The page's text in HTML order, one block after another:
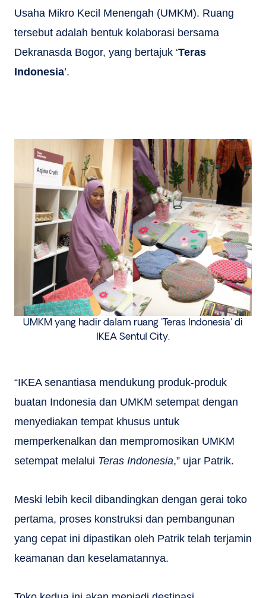
Usaha Mikro Kecil Menengah (UMKM). Ruang
tersebut adalah bentuk kolaborasi bersama
Dekranasda Bogor, yang bertajuk ‘Teras
Indonesia’.
UMKM yang hadir dalam ruang 'Teras Indonesia' di
IKEA Sentul City.
“IKEA senantiasa mendukung produk-produk
buatan Indonesia dan UMKM setempat dengan
menyediakan tempat khusus untuk
memperkenalkan dan mempromosikan UMKM
setempat melalui Teras Indonesia,” ujar Patrik.
Meski lebih kecil dibandingkan dengan gerai toko
pertama, proses konstruksi dan pembangunan
yang cepat ini dipastikan oleh Patrik telah terjamin
keamanan dan keselamatannya.